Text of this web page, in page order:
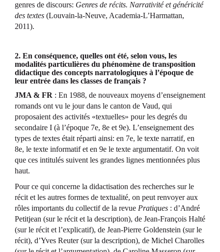
genres de discours: Genres de récits. Narrativité et généricité
des textes (Louvain-la-Neuve, Academia-L’Harmattan,
2011).
2. En conséquence, quelles ont été, selon vous, les
modalités particulières du phénomène de transposition
didactique des concepts narratologiques à l’époque de
leur entrée dans les classes de français ?
JMA & FR : En 1988, de nouveaux moyens d’enseignement
romands ont vu le jour dans le canton de Vaud, qui
proposaient des activités «textuelles» pour les degrés du
secondaire I (à l’époque 7e, 8e et 9e). L’enseignement des
types de textes était réparti ainsi: en 7e, le texte narratif, en
8e, le texte informatif et en 9e le texte argumentatif. On voit
que ces intitulés suivent les grandes lignes mentionnées plus
haut.
Pour ce qui concerne la didactisation des recherches sur le
récit et les autres formes de textualité, on peut renvoyer aux
rôles importants du collectif de la revue Pratiques : d’André
Petitjean (sur le récit et la description), de Jean-François Halté
(sur le récit et l’explicatif), de Jean-Pierre Goldenstein (sur le
récit), d’Yves Reuter (sur la description), de Michel Charolles